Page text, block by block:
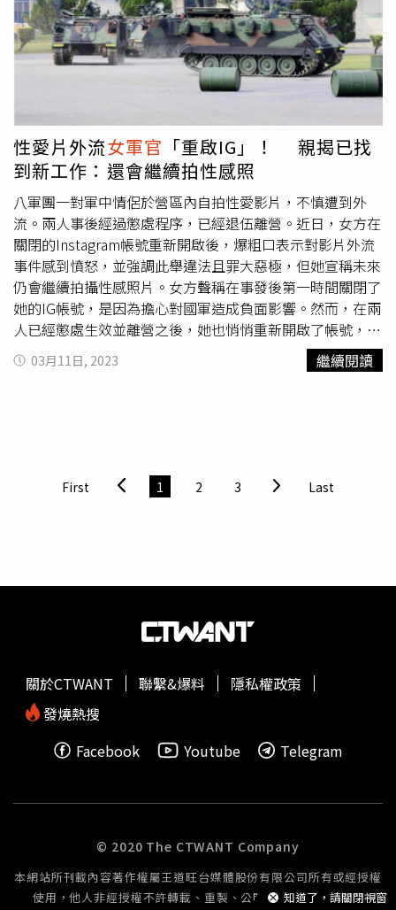
麗葉塔加西亞（Julieth García），年僅31歲的她已晉升為
中尉，且擅長格鬥、跳傘及軍事通信，甚至成為哥倫比亞首
位成功駕駛UH-1N直升機的女飛官。
性愛片外流女軍官 「重啟IG」！ 親揭已找
到新工作：還會繼續拍性感照
八軍團一對軍中情侶於營區內自拍性愛影片，不慎遭到外
流。兩人事後經過懲處程序，已經退伍離營。近日，女方在
關閉的Instagram帳號重新開啟後，爆粗口表示對影片外流
事件感到憤怒，並強調此舉違法且罪大惡極，但她宣稱未來
仍會繼續拍攝性感照片。女方聲稱在事發後第一時間關閉了
她的IG帳號，是因為擔心對國軍造成負面影響。然而，在兩
人已經懲處生效並離營之後，她也悄悄重新開啟了帳號，並
在限時動態中發表聲明。她表示，雖然她在軍中亂拍影片的
行為是錯誤的，但這並不代表她要接受影片被外流的事實，
找到首位外流者，但已經查出了多名涉嫌二度轉傳影片的散
布者，將陸續通知到案。在此事件中，男女方因違反「兩性
後，兩人向高雄市婦幼隊提告。另根據刑法第235條規定：
品，或公然陳列，或以他法供人觀覽、聽聞者，處2年以下
有期徒刑、拘役或科或併科3萬元以下罰金。意圖散布、播
著物或其他物品者，亦同。
03月11日, 2023 繼續閱讀
First 1 2 3 Last
知道了，請關閉視窗
關於CTWANT 聯繫&爆料
隱私權政策
發燒熱搜
Facebook
Youtube Telegram
© 2020 The CTWANT Company
本網站所刊載內容著作權屬王道旺台媒體股份有限公司所有或經授權
使用，他人非經授權不許轉載、重製、公開播送或公開傳輸。